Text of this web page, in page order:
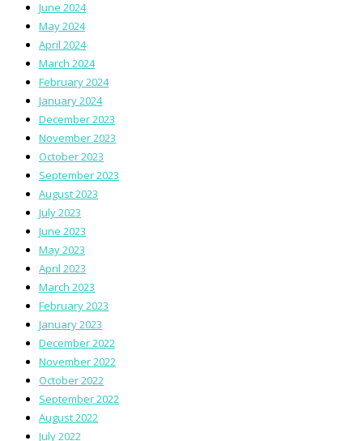
June 2024
May 2024
April 2024
March 2024
February 2024
January 2024
December 2023
November 2023
October 2023
September 2023
August 2023
July 2023
June 2023
May 2023
April 2023
March 2023
February 2023
January 2023
December 2022
November 2022
October 2022
September 2022
August 2022
July 2022